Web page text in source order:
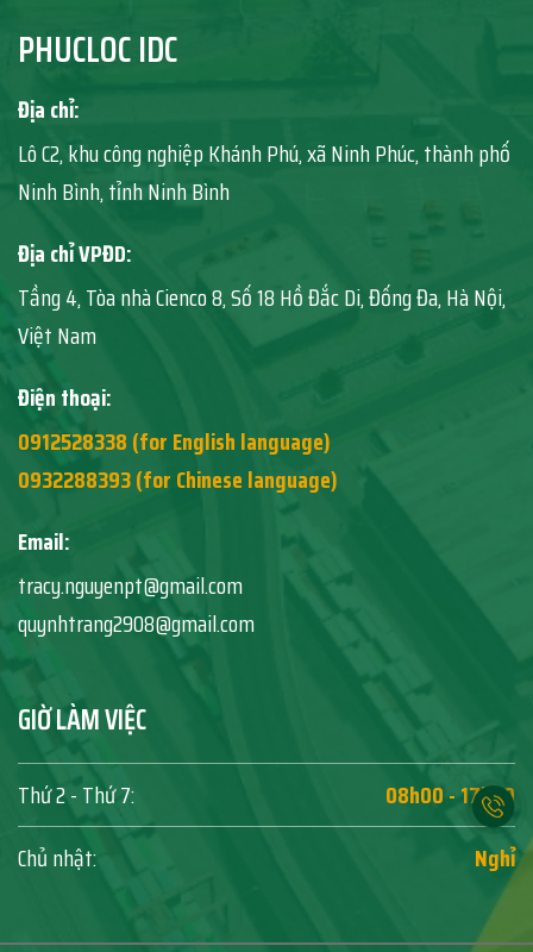
PHUCLOC IDC
Địa chỉ:
Lô C2, khu công nghiệp Khánh Phú, xã Ninh Phúc, thành phố
Ninh Bình, tỉnh Ninh Bình
Địa chỉ VPĐD:
Tầng 4, Tòa nhà Cienco 8, Số 18 Hồ Đắc Di, Đống Đa, Hà Nội,
Việt Nam
Điện thoại:
0912528338 (for English language)
0932288393 (for Chinese language)
Email:
tracy.nguyenpt@gmail.com
quynhtrang2908@gmail.com
GIỜ LÀM VIỆC
Thứ 2 - Thứ 7:
08h00 - 17h00
Chủ nhật:
Nghỉ